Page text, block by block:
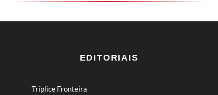
EDITORIAIS
Tríplice Fronteira